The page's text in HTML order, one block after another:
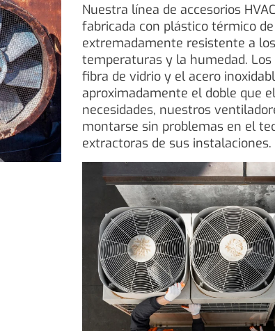
Nuestra línea de accesorios
fabricada con plástico térmico
extremadamente resistente a
temperaturas y la humedad.
fibra de vidrio y el acero
aproximadamente el doble que
necesidades, nuestros
montarse sin problemas en el
extractoras de sus instalaciones.